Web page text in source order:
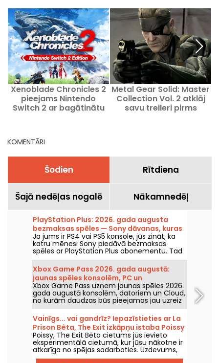
Xenoblade Chronicles 2
pieejams Nintendo
Switch 2 ar bagātinātu
Metal Gear Solid: Master
Collection Vol. 2 atklāj
savu treileri pirms
KOMENTĀRI
Šodien Rītdiena
Šajā nedēļas nogalē Nākamnedēļ
PlayStation Plus: 2026. gada augusta
bezmaksas spēles — Sony dāvanas, kuras
noteikti nevajag palaist garām
Ja jums ir PS4 vai PS5 konsole, jūs zināt, ka
katru mēnesi Sony piedāvā bezmaksas
spēles ar PlayStation Plus abonementu. Tad
kādas ir augusta 2026. gada bezmaksas
spēles? Iepazīstieties ar šī mēneša izlasi.
Xbox Game Pass 2026. gada augustā:
jaunas spēles konsolēm, PC un
mākoņpakalpojumā
Xbox Game Pass uzņem jaunas spēles 2026.
gada augustā konsolēm, datoriem un Cloud,
no kurām daudzas būs pieejamas jau uzreiz
izlaižot. Šie ir galvenie papildinājumi, kurus
Microsoft paziņojis šī pakalpojuma
abonentiem.
Vainīgs... vai gandrīz? Iepazīstieties ar La
Prison Bêta, The Exit izkāpņu istaba Poissy
Poissy, The Exit Bēta cietums jūs ievieto
eksperimentālā cietumā, kur jūsu nākotne ir
atkarīga no spējas sadarboties. Uzdevums,
kas pārveido izbēgšanas motīvu ar oriģinālu